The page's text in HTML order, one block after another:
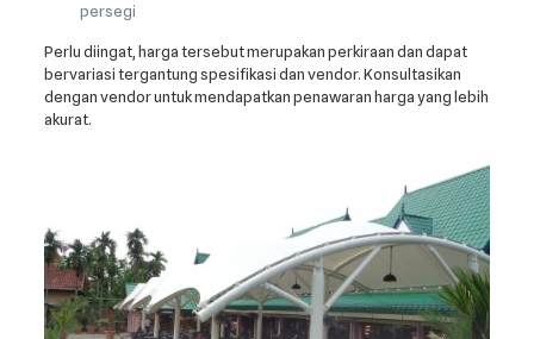
persegi
Perlu diingat, harga tersebut merupakan perkiraan dan dapat
bervariasi tergantung spesifikasi dan vendor. Konsultasikan
dengan vendor untuk mendapatkan penawaran harga yang lebih
akurat.